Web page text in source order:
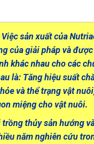
Việc sản xuất của
của giải pháp và
khác nhau cho các
là: Tăng hiệu suất
và thể trạng vật
miệng cho vật nuôi.
thủy sản hướng
năm nghiên cứu